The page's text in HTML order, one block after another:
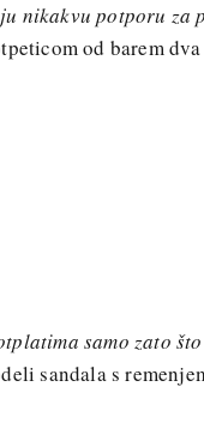
nikakvu potporu za
od barem dva
samo zato
sandala s